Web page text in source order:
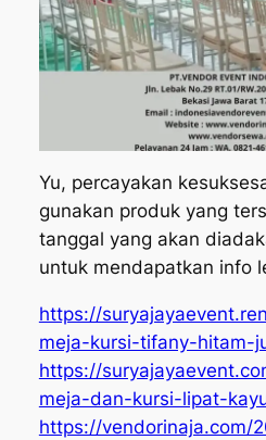
Yu, percayakan
gunakan produk yang
tanggal yang akan
untuk mendapatkan info
https://
meja-kursi-tifany-hitam-
https://
meja-dan-kursi-lipat-
https://vendorinaja.com/